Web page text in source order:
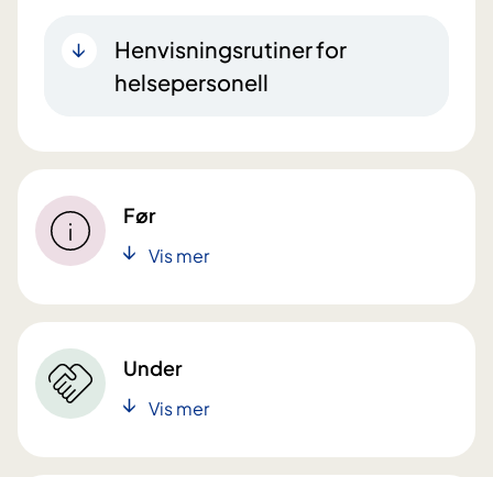
Henvisningsrutiner for
helsepersonell
Før
Vis mer
Under
Vis mer